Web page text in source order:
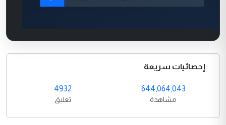
إحصائيات سريعة
644,064,043
مشاهدة
4932
تعليق